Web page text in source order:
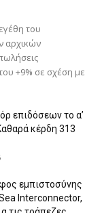
του
αρχικών
+9% σε σχέση με
επιδόσεων το α’
κέρδη 313
εμπιστοσύνης
Interconnector,